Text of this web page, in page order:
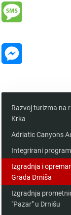
Razvoj turizma na
Krka
Adriatic Canyons
Integrirani
Izgradnja i
Grada Drniša
Izgradnja
"Pazar" u Drnišu